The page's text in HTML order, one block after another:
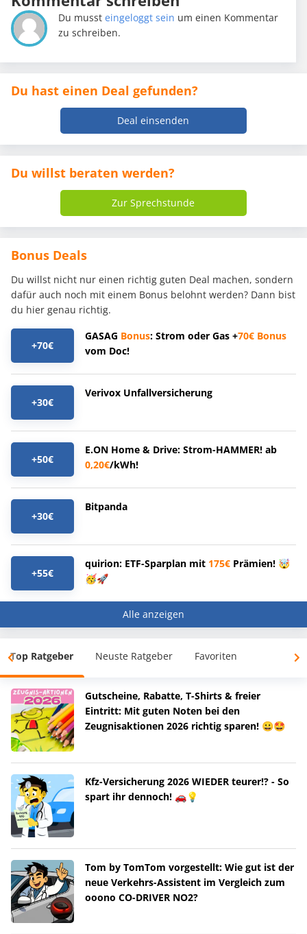
Du mussteingeloggt sein um einen Kommentar
zu schreiben.
Du hast einen Deal gefunden?
Deal einsenden
Du willst beraten werden?
Zur Sprechstunde
Bonus Deals
Du willst nicht nur einen richtig guten Deal machen, sondern
dafür auch noch mit einem Bonus belohnt werden? Dann bist
du hier genau richtig.
+70€
GASAG Bonus: Strom oder Gas +70€ Bonus
vom Doc!
+30€
Verivox Unfallversicherung
+50€
E.ON Home & Drive: Strom-HAMMER! ab
0,20€/kWh!
+30€
Bitpanda
+55€
quirion: ETF-Sparplan mit 175€ Prämien! 🤯
🥳🚀
Alle anzeigen
Top Ratgeber Neuste Ratgeber Favoriten
Gutscheine, Rabatte, T-Shirts & freier
Eintritt: Mit guten Noten bei den
Zeugnisaktionen 2026 richtig sparen! 😀🤩
Kfz-Versicherung 2026 WIEDER teurer!? - So
spart ihr dennoch! 🚗💡
Tom by TomTom vorgestellt: Wie gut ist der
neue Verkehrs-Assistent im Vergleich zum
ooono CO-DRIVER NO2?